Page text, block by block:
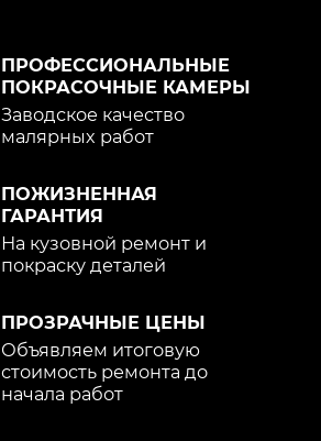
ПРОФЕССИОНАЛЬНЫЕ
ПОКРАСОЧНЫЕ КАМЕРЫ
Заводское качество
малярных работ
ПОЖИЗНЕННАЯ
ГАРАНТИЯ
На кузовной ремонт и
покраску деталей
ПРОЗРАЧНЫЕ ЦЕНЫ
Объявляем итоговую
стоимость ремонта до
начала работ